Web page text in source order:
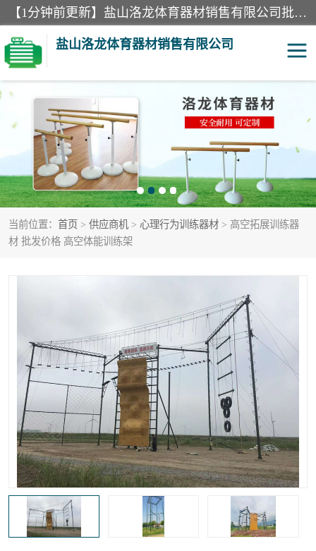
【1分钟前更新】盐山洛龙体育器材销售有限公司批量供应：300米障碍器材、400米障碍器材、部队训练器材、双杠、体操垫、舞蹈把杆等产品。盐山洛龙体育器材销售有限公司经过多年的发展，集研发，生产，销售，售后服务为一体. 奉行“质量，信誉，服务”的宗旨，以开拓创新的精神和真诚守信的态度积极进取。
盐山洛龙体育器材销售有限公司
当前位置： 首页 > 供应商机 > 心理行为训练器材 > 高空拓展训练器
材 批发价格 高空体能训练架
单双杠 舞蹈把杆
400米障碍器材 体操垫
300米障碍器材 攀爬架
塑胶跑道 400米障碍器材1